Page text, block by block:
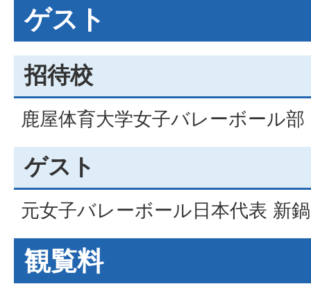
ゲスト
招待校
鹿屋体育大学女子バレーボール部
ゲスト
元女子バレーボール日本代表 新
観覧料